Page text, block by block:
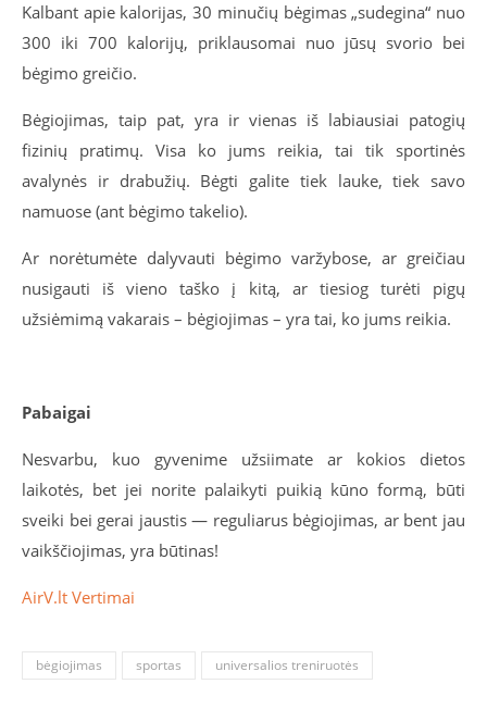
Kalbant apie kalorijas, 30 minučių bėgimas „sudegina“ nuo
300 iki 700 kalorijų, priklausomai nuo jūsų svorio bei
bėgimo greičio.
Bėgiojimas, taip pat, yra ir vienas iš labiausiai patogių
fizinių pratimų. Visa ko jums reikia, tai tik sportinės
avalynės ir drabužių. Bėgti galite tiek lauke, tiek savo
namuose (ant bėgimo takelio).
Ar norėtumėte dalyvauti bėgimo varžybose, ar greičiau
nusigauti iš vieno taško į kitą, ar tiesiog turėti pigų
užsiėmimą vakarais – bėgiojimas – yra tai, ko jums reikia.
Pabaigai
Nesvarbu, kuo gyvenime užsiimate ar kokios dietos
laikotės, bet jei norite palaikyti puikią kūno formą, būti
sveiki bei gerai jaustis — reguliarus bėgiojimas, ar bent jau
vaikščiojimas, yra būtinas!
AirV.lt Vertimai
bėgiojimas sportas universalios treniruotės